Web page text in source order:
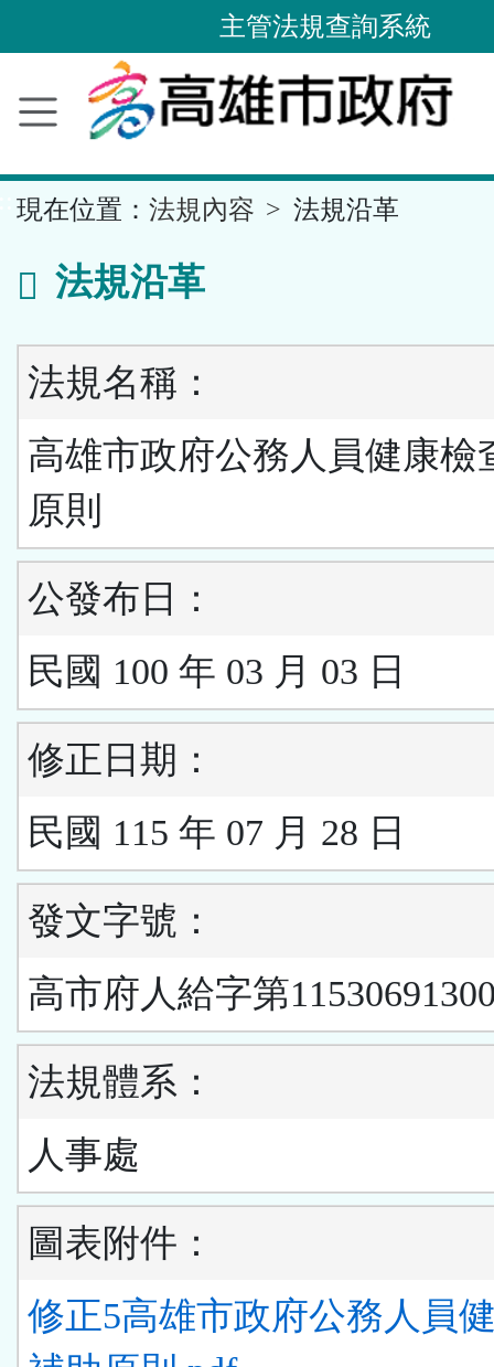
內
容
主管法規查詢系統
現在位置： 法規內容 法規沿革
法規沿革
法規名稱：
高雄市政府公務人員健康檢
原則
公發布日：
民國 100 年 03 月 03 日
修正日期：
民國 115 年 07 月 28 日
發文字號：
高市府人給字第
法規體系：
人事處
圖表附件：
修正5高雄市政府公務人員